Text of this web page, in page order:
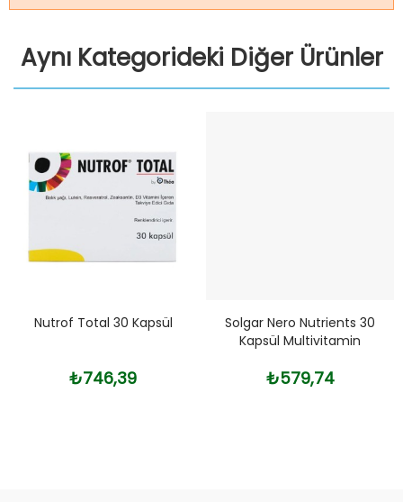
Aynı Kategorideki Diğer Ürünler
Nutrof Total 30 Kapsül
₺746,39
Solgar Nero Nutrients 30
Kapsül Multivitamin
₺579,74